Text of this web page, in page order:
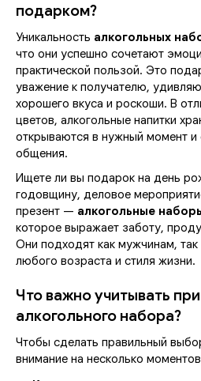
подарком?
Уникальность алкогольных
что они успешно сочетают
практической пользой. Это
уважение к получателю,
хорошего вкуса и роскоши. В
цветов, алкогольные напитки
открываются в нужный момент
общения.
Ищете ли вы подарок на день
годовщину, деловое
презент — алкогольные
которое выражает заботу,
Они подходят как мужчинам,
любого возраста и стиля жизни.
Что важно учитывать
алкогольного набора?
Чтобы сделать правильный
внимание на несколько